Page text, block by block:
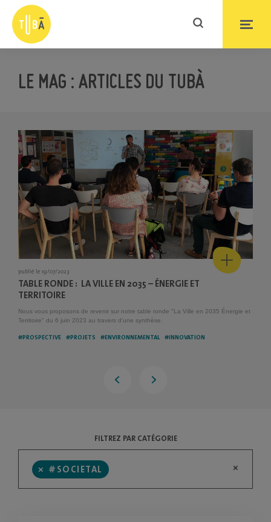
LE MAG : ARTICLES DU TUBÀ
publié le 19/07/2023
TABLE RONDE : LA VILLE EN 2035 – ÉNERGIE ET
TERRITOIRE
Nous vous proposons de revenir sur notre table ronde "La Ville en 2035 Énergie et
Territoire" du 6 juin 2023 au travers d’une synthèse.
#PROSPECTIVE #PROJETS #ENVIRONNEMENTAL #INNOVATION
FILTREZ PAR CATÉGORIE
×
× #SOCIETAL